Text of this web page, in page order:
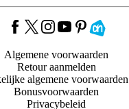
Algemene voorwaarden
Retour aanmelden
algemene voorwaarden
Bonusvoorwaarden
Privacybeleid